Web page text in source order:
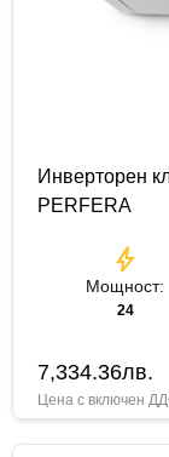
Инверторен
PERFERA
bolt
Мощност:
24
7,334.36лв.